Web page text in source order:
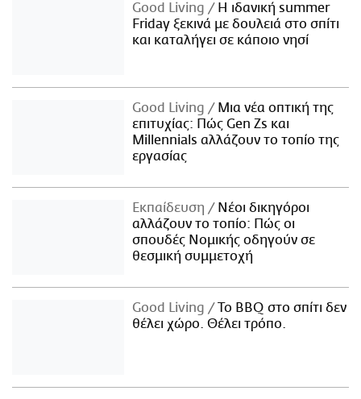
Good Living
Η ιδανική summer
Friday ξεκινά με δουλειά στο σπίτι
και καταλήγει σε κάποιο νησί
Good Living
Μια νέα οπτική της
επιτυχίας: Πώς Gen Zs και
Millennials αλλάζουν το τοπίο της
εργασίας
Εκπαίδευση
Νέοι δικηγόροι
αλλάζουν το τοπίο: Πώς οι
σπουδές Νομικής οδηγούν σε
θεσμική συμμετοχή
Good Living
Το BBQ στο σπίτι δεν
θέλει χώρο. Θέλει τρόπο.